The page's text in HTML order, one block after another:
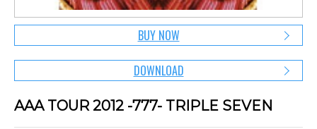
BUY NOW
DOWNLOAD
AAA TOUR 2012 -777- TRIPLE SEVEN